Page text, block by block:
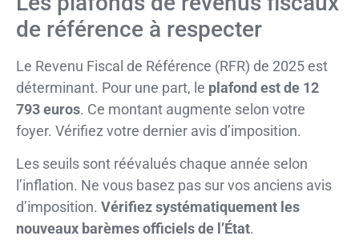
de référence à respecter
Le Revenu Fiscal de Référence (RFR) de 2025 est
déterminant. Pour une part, le plafond est de 12
793 euros. Ce montant augmente selon votre
foyer. Vérifiez votre dernier avis d’imposition.
Les seuils sont réévalués chaque année selon
l’inflation. Ne vous basez pas sur vos anciens avis
d’imposition. Vérifiez systématiquement les
nouveaux barèmes officiels de l’État.